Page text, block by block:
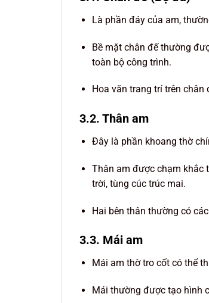
Là phần đáy của am,
Bề mặt chân đế thường
toàn bộ công trình.
Hoa văn trang trí trên
3.2. Thân am
Đây là phần khoang thờ
Thân am được chạm khắc
trời, tùng cúc trúc mai.
Hai bên thân thường có
3.3. Mái am
Mái am thờ tro cốt có thể
Mái thường được tạo hình